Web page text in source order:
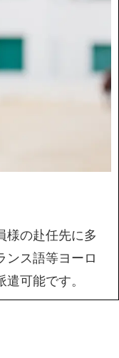
様の赴任先に多
ンス語等ヨーロ
可能です。